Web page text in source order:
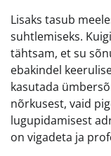
Lisaks tasub
suhtlemiseks.
tähtsam, et su
ebakindel
kasutada
nõrkusest, vaid
lugupidamisest
on vigadeta ja